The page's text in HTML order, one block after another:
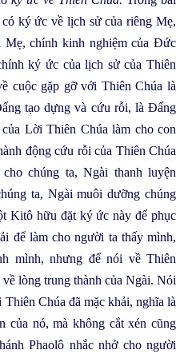
ký ức về lịch sử của riêng Mẹ,
Mẹ, chính kinh nghiệm của Đức
ký ức của lịch sử của Thiên
cuộc gặp gỡ với Thiên Chúa là
tạo dựng và cứu rỗi, là Đấng
Lời Thiên Chúa làm cho con
động cứu rỗi của Thiên Chúa
chúng ta, Ngài thanh luyện
ta, Ngài muôi dưỡng chúng
Kitô hữu đặt ký ức này để phục
để làm cho người ta thấy mình,
mình, nhưng để nói về Thiên
lòng trung thành của Ngài. Nói
Chúa đã mặc khải, nghĩa là
của nó, mà không cắt xén cũng
Phaolô nhắc nhở cho người